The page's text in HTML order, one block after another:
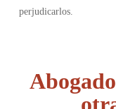
perjudicarlos.